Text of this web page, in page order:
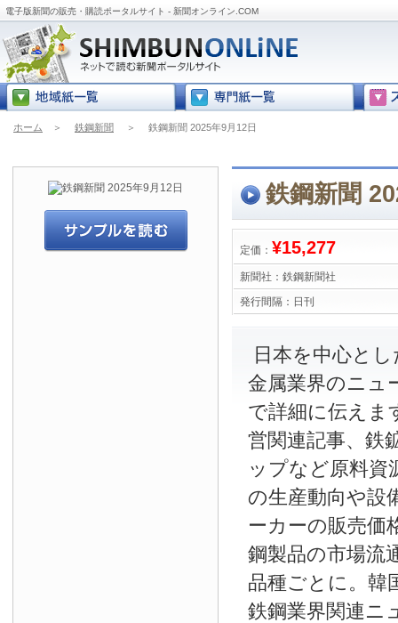
電子版新聞の販売・購読ポータルサイト - 新聞オンライン.COM
ホーム ＞ 鉄鋼新聞 ＞ 鉄鋼新聞 2025年9月12日
鉄鋼新聞
定価： ¥15,277
新聞社： 鉄鋼新聞社
発行間隔： 日刊
日本を中心と
金属業界のニュ
で詳細に伝えま
営関連記事、鉄
ップなど原料資
の生産動向や設
ーカーの販売価
鋼製品の市場流
品種ごとに。韓
鉄鋼業界関連ニ